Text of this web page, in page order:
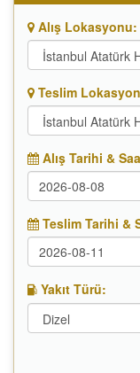
Alış Lokasyonu:
Teslim
Alış Tarihi &
Teslim Tarihi &
Yakıt Türü: